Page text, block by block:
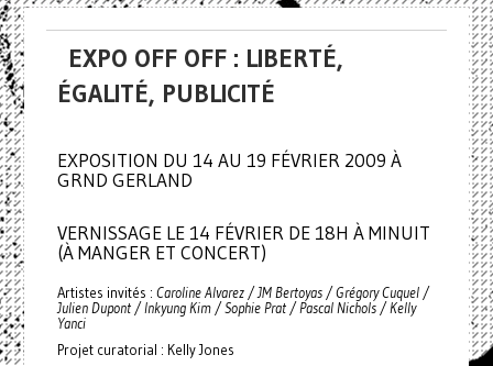
EXPO OFF OFF : LIBERTÉ,
ÉGALITÉ, PUBLICITÉ
EXPOSITION DU 14 AU 19 FÉVRIER 2009 À
GRND GERLAND
VERNISSAGE LE 14 FÉVRIER DE 18H À MINUIT
(À MANGER ET CONCERT)
Artistes invités : Caroline Alvarez / JM Bertoyas / Grégory Cuquel /
Julien Dupont / Inkyung Kim / Sophie Prat / Pascal Nichols / Kelly
Yanci
Projet curatorial : Kelly Jones